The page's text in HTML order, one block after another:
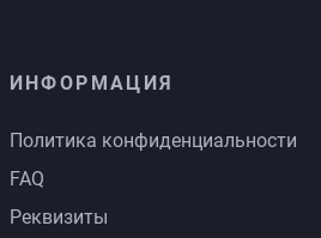
ИНФОРМАЦИЯ
Политика конфиденциальности
FAQ
Реквизиты